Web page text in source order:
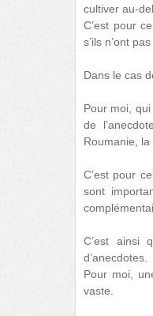
cultiver au-
C’est pour
s’ils n’ont
Dans le cas
Pour moi,
de
Roumanie,
C’est pour
sont
C’est ainsi
d’anecdotes.
Pour moi,
vaste.